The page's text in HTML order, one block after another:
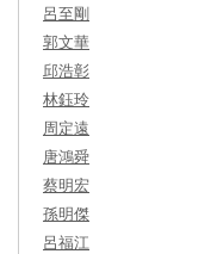
呂至剛
郭文華
邱浩彰
林鈺玲
周定遠
唐鴻舜
蔡明宏
孫明傑
呂福江